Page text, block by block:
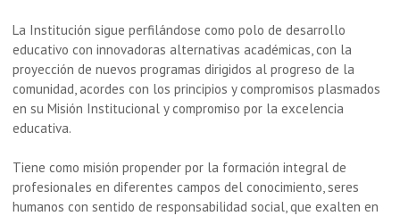
La Institución sigue perfilándose como polo de desarrollo
educativo con innovadoras alternativas académicas, con la
proyección de nuevos programas dirigidos al progreso de la
comunidad, acordes con los principios y compromisos plasmados
en su Misión Institucional y compromiso por la excelencia
educativa.
Tiene como misión propender por la formación integral de
profesionales en diferentes campos del conocimiento, seres
humanos con sentido de responsabilidad social, que exalten en